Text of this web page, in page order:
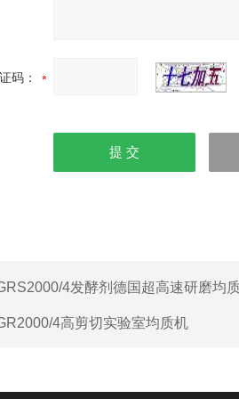
码：
4发酵剂德国超高速研磨均
4高剪切实验室均质机